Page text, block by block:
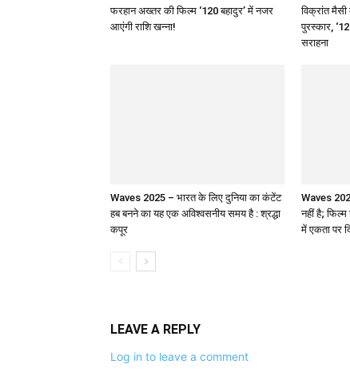
फरहान अख्तर की फिल्म ‘120 बहादुर’ में नजर
आएंगी राशि खन्ना!
विक्रांत मैसी
पुरस्कार,
सराहना
Waves 2025 – भारत के लिए दुनिया का कंटेंट
हब बनने का यह एक अविश्वसनीय समय है : श्रद्धा
कपूर
Waves
नहीं है; फिल्म
में एकता पर
LEAVE A REPLY
Log in to leave a comment